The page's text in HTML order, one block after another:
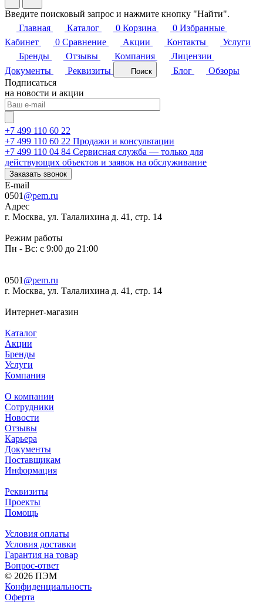
Введите поисковый запрос и нажмите кнопку "Найти".
Главная
Каталог 0 Корзина 0 Избранные
Кабинет
0 Сравнение Акции Контакты
Услуги
Бренды
Отзывы Компания
Лицензии
Документы
Реквизиты Поиск Блог
Обзоры
Подписаться
на новости и акции
+7 499 110 60 22
+7 499 110 60 22 Продажи и консультации
+7 499 110 04 84 Сервисная служба — только для
действующих объектов и заявок на обслуживание
Заказать звонок
E-mail
0501 @pem.ru
Адрес
г. Москва, ул. Талалихина д. 41, стр. 14
Режим работы
Пн - Вс: с 9:00 до 21:00
0501 @pem.ru
г. Москва, ул. Талалихина д. 41, стр. 14
Интернет-магазин
Каталог
Акции
Бренды
Услуги
Компания
О компании
Сотрудники
Новости
Отзывы
Карьера
Документы
Поставщикам
Информация
Реквизиты
Проекты
Помощь
Условия оплаты
Условия доставки
Гарантия на товар
Вопрос-ответ
© 2026 ПЭМ
Конфиденциальность
Оферта